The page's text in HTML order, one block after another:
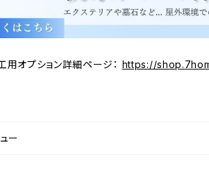
オプション詳細ページ： https://
ー